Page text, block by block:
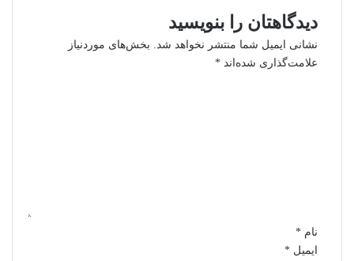
دیدگاهتان را بنویسید
نشانی ایمیل شما منتشر نخواهد شد. بخش‌های موردنیاز
علامت‌گذاری شده‌اند *
نام *
ایمیل *